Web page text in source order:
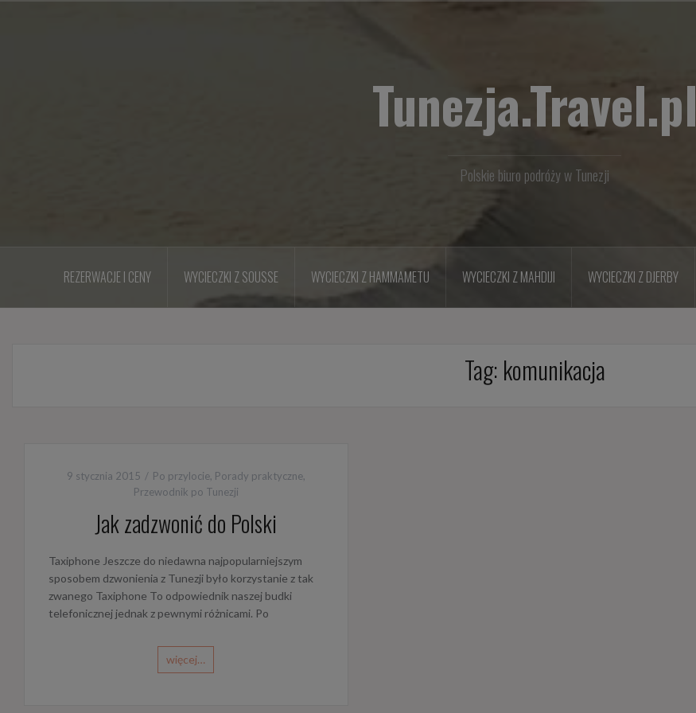
Tunezja.Travel.pl
Polskie biuro podróży w Tunezji
REZERWACJE I CENY WYCIECZKI Z SOUSSE WYCIECZKI Z HAMMAMETU WYCIECZKI Z MAHDIJI WYCIECZKI Z DJERBY
Tag: komunikacja
9 stycznia 2015 Po przylocie, Porady praktyczne,
Przewodnik po Tunezji
Jak zadzwonić do Polski
Taxiphone Jeszcze do niedawna najpopularniejszym
sposobem dzwonienia z Tunezji było korzystanie z tak
zwanego Taxiphone To odpowiednik naszej budki
telefonicznej jednak z pewnymi różnicami. Po
więcej…